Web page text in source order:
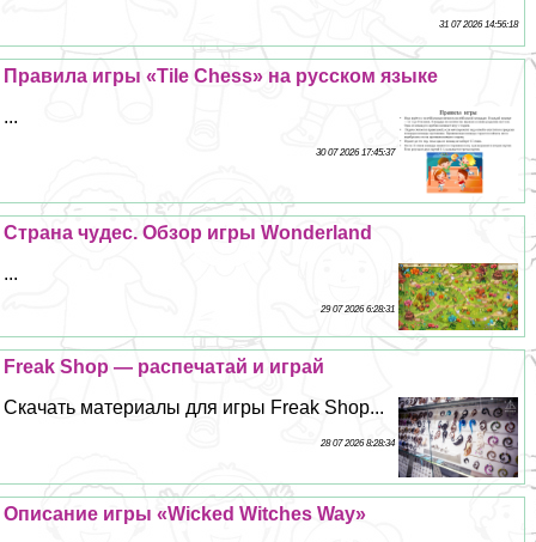
31 07 2026 14:56:18
Правила игры «Tile Chess» на русском языке
...
30 07 2026 17:45:37
Страна чудес. Обзор игры Wonderland
...
29 07 2026 6:28:31
Freak Shop — распечатай и играй
Скачать материалы для игры Freak Shop...
28 07 2026 8:28:34
Описание игры «Wicked Witches Way»